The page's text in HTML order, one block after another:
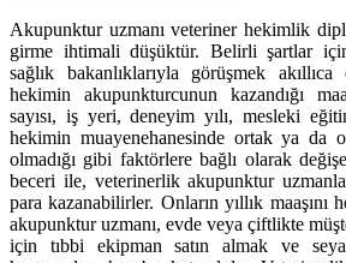
Akupunktur uzmanı veteriner hekimlik
girme ihtimali düşüktür. Belirli şartlar
sağlık bakanlıklarıyla görüşmek
hekimin akupunkturcunun kazandığı
sayısı, iş yeri, deneyim yılı, mesleki
hekimin muayenehanesinde ortak ya da
olmadığı gibi faktörlere bağlı olarak
beceri ile, veterinerlik akupunktur
para kazanabilirler. Onların yıllık maaşını
akupunktur uzmanı, evde veya çiftlikte
için tıbbi ekipman satın almak ve